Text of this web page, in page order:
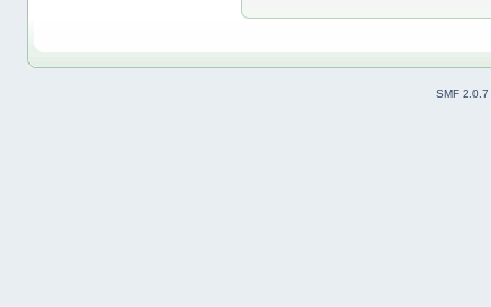
SMF 2.0.7